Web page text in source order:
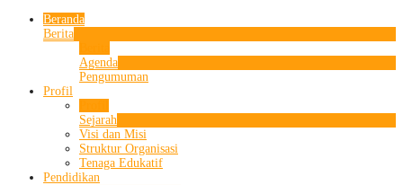
Beranda
Berita
Agenda
Pengumuman
Profil
Sejarah
Visi dan Misi
Struktur Organisasi
Tenaga Edukatif
Pendidikan